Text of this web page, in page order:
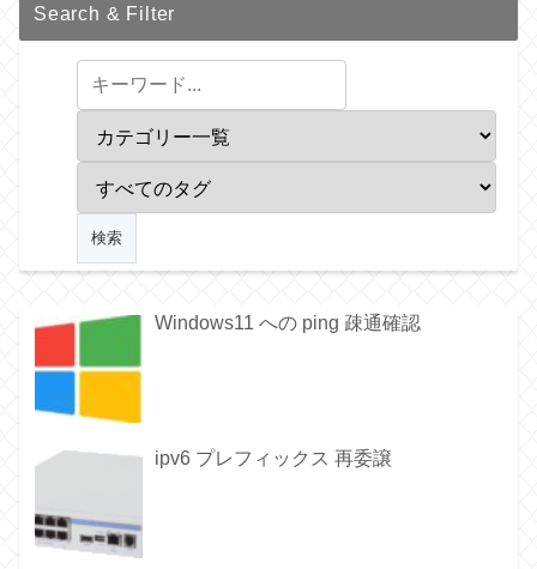
Search & Filter
Windows11 への ping 疎通確認
ipv6 プレフィックス 再委譲